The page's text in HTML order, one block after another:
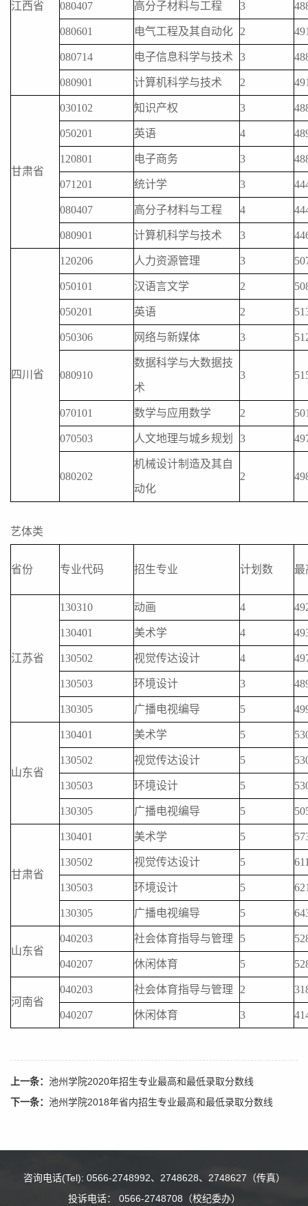
江西省 080407 高分子材料与工程 3
080601 电气工程及其自动化 2
080714 电子信息科学与技术 3
080901 计算机科学与技术 2
甘肃省
030102 知识产权 3
050201 英语 4
120801 电子商务 3
071201 统计学 3
080407 高分子材料与工程 4
080901 计算机科学与技术 3
四川省
120206 人力资源管理 3
050101 汉语言文学 2
050201 英语 2
050306 网络与新媒体 3
080910
数据科学与大数据技
术
3
070101 数学与应用数学 2
070503 人文地理与城乡规划 3
080202
机械设计制造及其自
动化
2
艺体类
省份 专业代码 招生专业 计划数 最
江苏省
130310 动画 4
130401 美术学 4
130502 视觉传达设计 4
130503 环境设计 3
130305 广播电视编导 5
山东省
130401 美术学 5
130502 视觉传达设计 5
130503 环境设计 5
130305 广播电视编导 5
甘肃省
130401 美术学 5
130502 视觉传达设计 5
130503 环境设计 5
130305 广播电视编导 5
山东省
040203 社会体育指导与管理 5
040207 休闲体育 5
河南省
040203 社会体育指导与管理 2
040207 休闲体育 3
上一条： 池州学院2020年招生专业最高和最低录取分数线
下一条： 池州学院2018年省内招生专业最高和最低录取分数线
咨询电话(Tel): 0566-2748992、2748628、2748627（传真）
投诉电话： 0566-2748708（校纪委办）